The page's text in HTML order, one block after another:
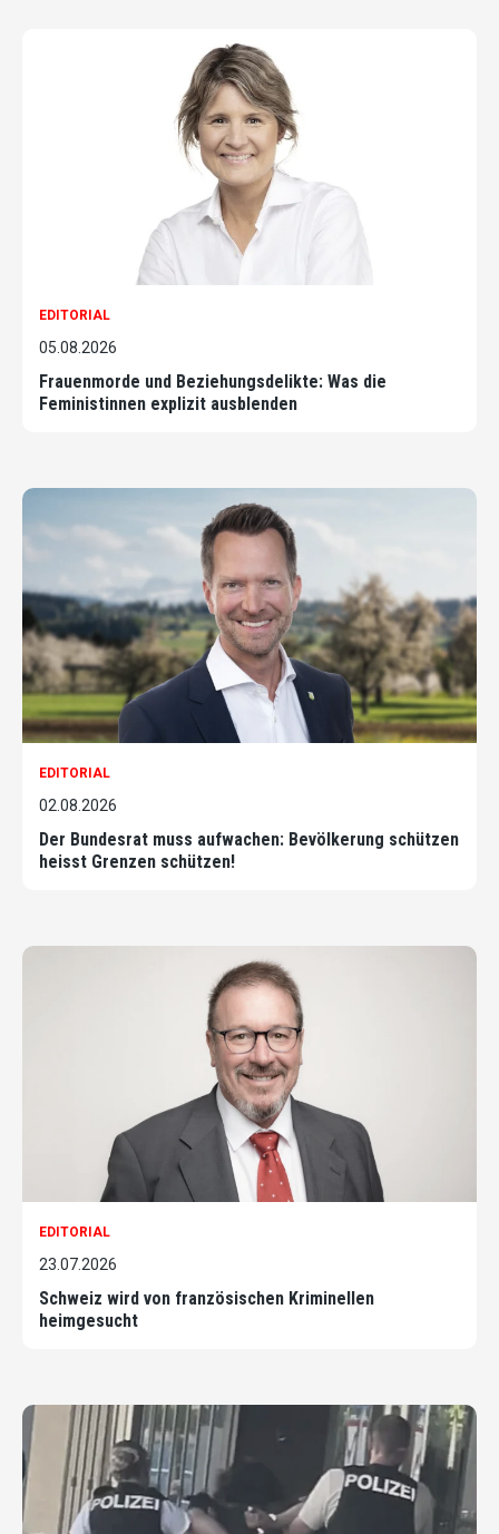
EDITORIAL
05.08.2026
Frauenmorde und Beziehungsdelikte: Was die
Feministinnen explizit ausblenden
EDITORIAL
02.08.2026
Der Bundesrat muss aufwachen: Bevölkerung schützen
heisst Grenzen schützen!
EDITORIAL
23.07.2026
Schweiz wird von französischen Kriminellen
heimgesucht